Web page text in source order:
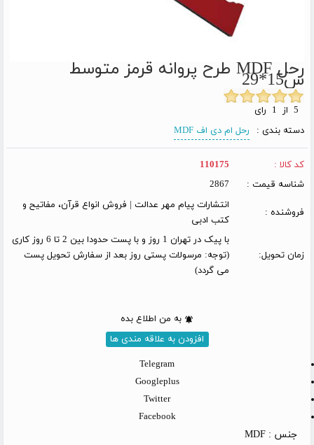
رحل MDF طرح پروانه قرمز متوسط س15*29
دسته بندی :
رحل ام دی اف MDF
کد کالا :
110175
شناسه قیمت :
2867
فروشنده :
انتشارات پیام مهر عدالت | فروش انواع قرآن، مفاتیح و
کتب ادبی
زمان تحویل:
با پیک در تهران 1 روز و با پست حدودا بین 2 تا 6 روز کاری
(توجه: مرسولات پستی روز بعد از سفارش تحویل پست
می گردد)
به من اطلاع بده
افزودن به علاقه مندی ها
Telegram
Googleplus
Twitter
Facebook
جنس : MDF